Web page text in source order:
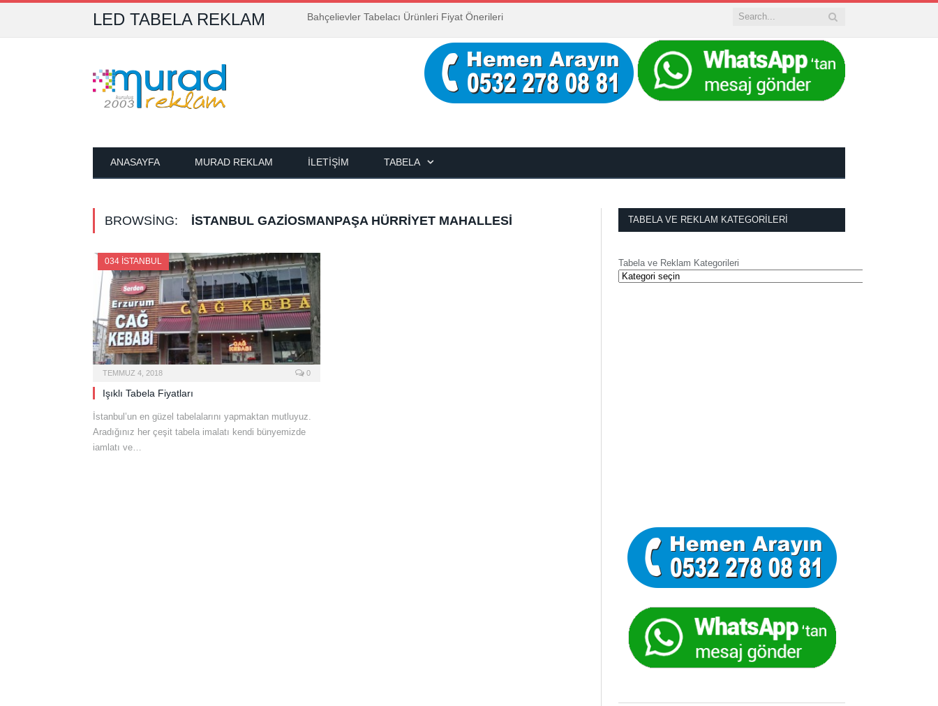
LED TABELA REKLAM Bahçelievler Tabelacı Ürünleri Fiyat Önerileri
ANASAYFA MURAD REKLAM İLETIŞIM TABELA
BROWSING: İSTANBUL GAZIOSMANPAŞA HÜRRIYET MAHALLESI
034 İSTANBUL
TEMMUZ 4, 2018 0
Işıklı Tabela Fiyatları
İstanbul’un en güzel tabelalarını yapmaktan mutluyuz.
Aradığınız her çeşit tabela imalatı kendi bünyemizde
iamlatı ve…
TABELA VE REKLAM KATEGORILERI
Tabela ve Reklam Kategorileri